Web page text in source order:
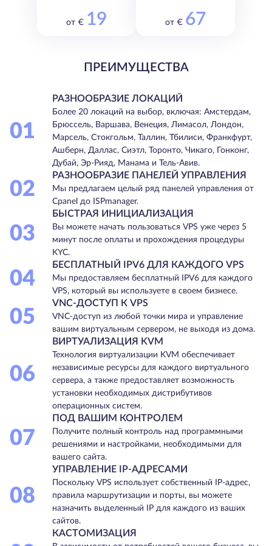
от € 19 от € 67
ПРЕИМУЩЕСТВА
01
РАЗНООБРАЗИЕ ЛОКАЦИЙ
Более 20 локаций на выбор, включая: Амстердам,
Брюссель, Варшава, Венеция, Лимасол, Лондон,
Марсель, Стокгольм, Таллин, Тбилиси, Франкфурт,
Ашберн, Даллас, Сиэтл, Торонто, Чикаго, Гонконг,
Дубай, Эр-Рияд, Манама и Тель-Авив.
02
РАЗНООБРАЗИЕ ПАНЕЛЕЙ УПРАВЛЕНИЯ
Мы предлагаем целый ряд панелей управления от
Cpanel до ISPmanager.
03
БЫСТРАЯ ИНИЦИАЛИЗАЦИЯ
Вы можете начать пользоваться VPS уже через 5
минут после оплаты и прохождения процедуры
KYC.
04
БЕСПЛАТНЫЙ IPV6 ДЛЯ КАЖДОГО VPS
Мы предоставляем бесплатный IPV6 для каждого
VPS, который вы используете в своем бизнесе.
05
VNC-ДОСТУП К VPS
VNC-доступ из любой точки мира и управление
вашим виртуальным сервером, не выходя из дома.
06
ВИРТУАЛИЗАЦИЯ KVM
Технология виртуализации KVM обеспечивает
независимые ресурсы для каждого виртуального
сервера, а также предоставляет возможность
установки необходимых дистрибутивов
операционных систем.
07
ПОД ВАШИМ КОНТРОЛЕМ
Получите полный контроль над программными
решениями и настройками, необходимыми для
вашего сайта.
08
УПРАВЛЕНИЕ IP-АДРЕСАМИ
Поскольку VPS использует собственный IP-адрес,
правила маршрутизации и порты, вы можете
назначить выделенный IP для каждого из ваших
сайтов.
КАСТОМИЗАЦИЯ